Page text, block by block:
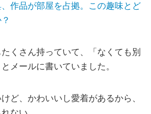
作品が部屋を占拠。この趣味とど
くさん持っていて、「なくても別
メールに書いていました。
ど、かわいいし愛着があるから、